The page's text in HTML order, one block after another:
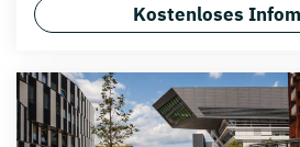
Kostenloses